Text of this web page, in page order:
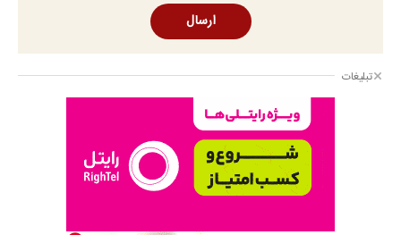
ارسال
تبلیغات